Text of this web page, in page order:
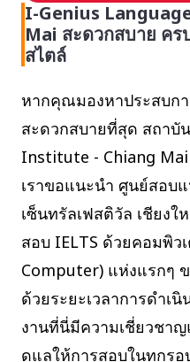
I-Genius
Mai สะดวกสบาย ค
สไตล์
หากคุณมองหาประสบก
สะดวกสบายที่สุด สถาบั
Institute - Chiang
เราขอแนะนำ ศูนย์สอบ
เซ็นทรัลเฟสติวัล เชียง
สอบ IELTS ด้วยคอมพิว
Computer) แห่งแรกๆ ข
ด้วยระยะเวลาการดำเ
งานที่นี่มีความเชี่ยวชา
ดูแลให้การสอบในทุกร